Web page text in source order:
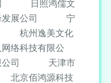
日照鸿儒文
展公司
宁
杭州逸美文化
络科技有限公
司
天津市
北京佰鸿源科技